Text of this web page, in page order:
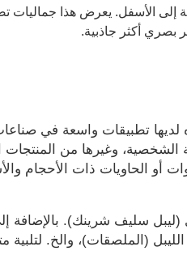
إلى الأسفل. يعرض هذا جماليات
بصري أكثر جاذبية.
لديها تطبيقات واسعة في
الشخصية، وغيرها من
أو الحاويات ذات الأحجام
سليف شرينك). بالإضافة
(الملصقات)، والخ. لتلبية